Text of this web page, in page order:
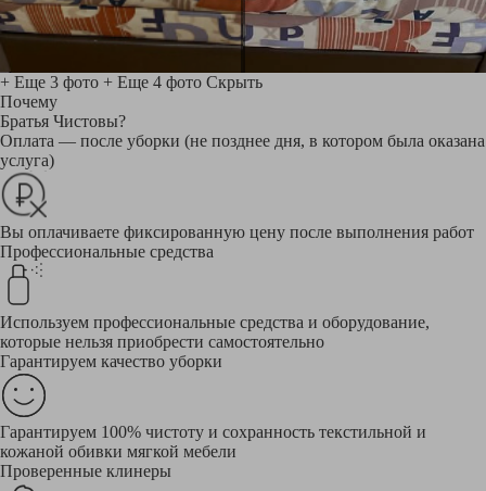
+ Еще 3 фото + Еще 4 фото Скрыть
Почему
Братья Чистовы?
Оплата — после уборки (не позднее дня, в котором была оказана
услуга)
Вы оплачиваете фиксированную цену после выполнения работ
Профессиональные средства
Используем профессиональные средства и оборудование,
которые нельзя приобрести самостоятельно
Гарантируем качество уборки
Гарантируем 100% чистоту и сохранность текстильной и
кожаной обивки мягкой мебели
Проверенные клинеры